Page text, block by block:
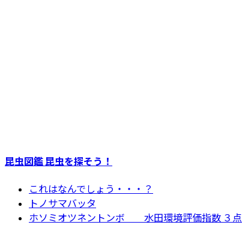
昆虫図鑑 昆虫を探そう！
これはなんでしょう・・・？
トノサマバッタ
ホソミオツネントンボ 水田環境評価指数 ３点